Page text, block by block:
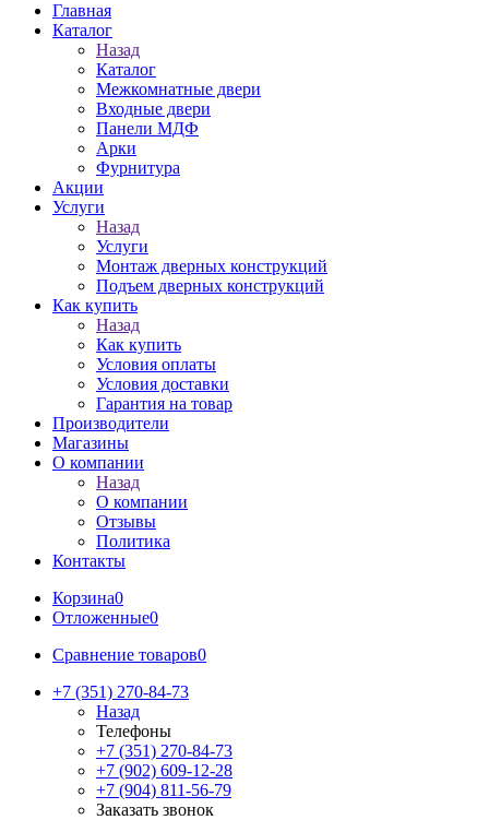
Главная
Каталог
Назад
Каталог
Межкомнатные двери
Входные двери
Панели МДФ
Арки
Фурнитура
Акции
Услуги
Назад
Услуги
Монтаж дверных конструкций
Подъем дверных конструкций
Как купить
Назад
Как купить
Условия оплаты
Условия доставки
Гарантия на товар
Производители
Магазины
О компании
Назад
О компании
Отзывы
Политика
Контакты
Корзина0
Отложенные0
Сравнение товаров0
+7 (351) 270-84-73
Назад
Телефоны
+7 (351) 270-84-73
+7 (902) 609-12-28
+7 (904) 811-56-79
Заказать звонок